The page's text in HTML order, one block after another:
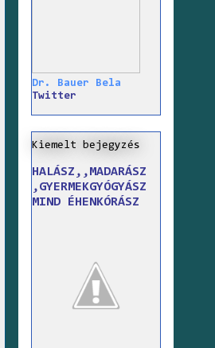
Dr. Bauer Bela
Twitter
Kiemelt bejegyzés
HALÁSZ,,MADARÁSZ
,GYERMEKGYÓGYÁSZ
MIND ÉHENKÓRÁSZ